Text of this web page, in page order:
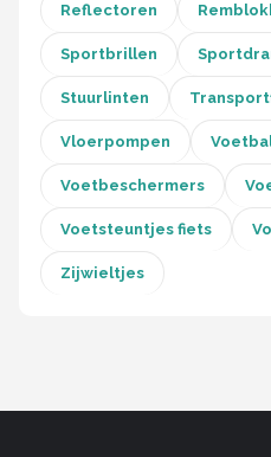
Reflectoren
Sportbrillen
Stuurlinten
Vloerpompen
Voetbeschermers
Voetsteuntjes fiets
Zijwieltjes